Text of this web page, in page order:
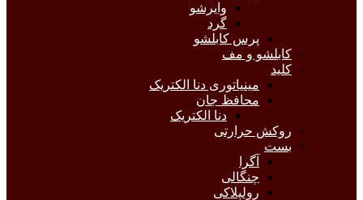
وایرشو
گرد
پرس کابلشو
کابلشو و مف
کلید
مینیاتوری دنا الکتریک
محافظ جان
دنا الکتریک
روکش حرارتی
بست
آگرا
چنگالی
رولپلاکی